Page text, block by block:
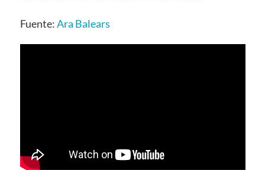
Fuente:Ara Balears